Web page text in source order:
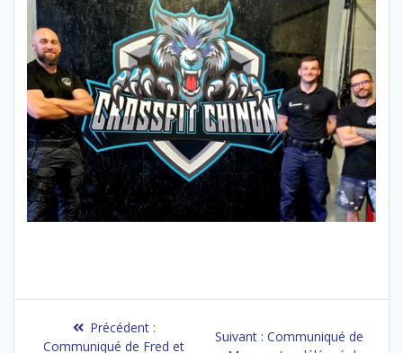
Navigation
Précédent :Article
précédent
Communiqué de Fred et
Suivant : Article
Communiqué de